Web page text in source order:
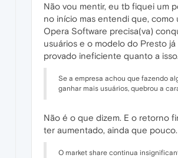
Não vou mentir, eu tb fiquei um
no início mas entendi que, como
Opera Software precisa(va)
usuários e o modelo do Presto já
provado ineficiente quanto a isso.
Se a empresa achou que fazendo
ganhar mais usuários, quebrou a
Não é o que dizem. E o retorno
ter aumentado, ainda que pouco.
O market share continua